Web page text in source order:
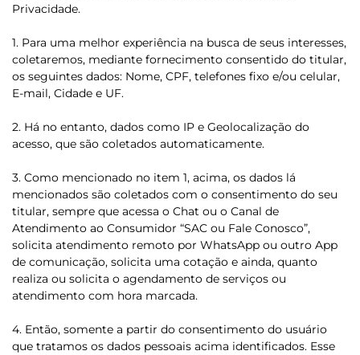
Privacidade.
1. Para uma melhor experiência na busca de seus interesses,
coletaremos, mediante fornecimento consentido do titular,
os seguintes dados: Nome, CPF, telefones fixo e/ou celular,
E-mail, Cidade e UF.
2. Há no entanto, dados como IP e Geolocalização do
acesso, que são coletados automaticamente.
3. Como mencionado no item 1, acima, os dados lá
mencionados são coletados com o consentimento do seu
titular, sempre que acessa o Chat ou o Canal de
Atendimento ao Consumidor “SAC ou Fale Conosco”,
solicita atendimento remoto por WhatsApp ou outro App
de comunicação, solicita uma cotação e ainda, quanto
realiza ou solicita o agendamento de serviços ou
atendimento com hora marcada.
4. Então, somente a partir do consentimento do usuário
que tratamos os dados pessoais acima identificados. Esse